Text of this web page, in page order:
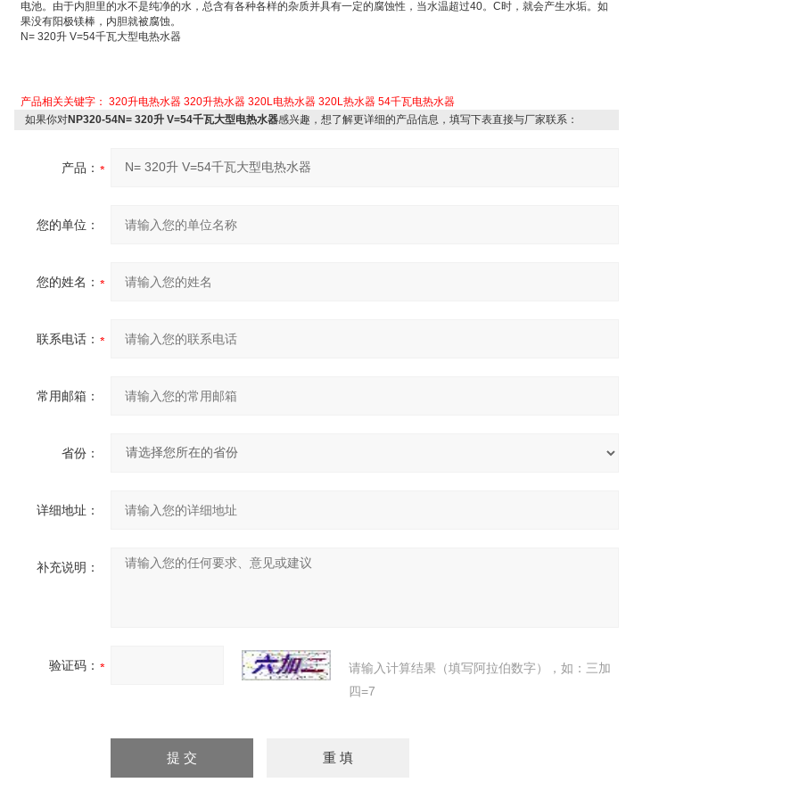
电池。由于内胆里的水不是纯净的水，总含有各种各样的杂质并具有一定的腐蚀性，当水温超过40。 C时，就会产生水垢。如
果没有阳极镁棒，内胆就被腐蚀。
N= 320升 V=54千瓦大型电热水器
产品相关关键字： 320升电热水器 320升热水器 320L电热水器 320L热水器 54千瓦电热水器
如果你对NP320-54N= 320升 V=54千瓦大型电热水器感兴趣，想了解更详细的产品信息，填写下表直接与厂家联系：
产品：
您的单位：
您的姓名：
联系电话：
常用邮箱：
省份：
详细地址：
补充说明：
验证码：
请输入计算结果（填写阿拉伯数字），如：三加
四=7